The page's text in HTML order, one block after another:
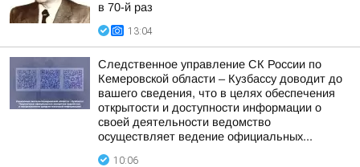
в 70-й раз
13:04
Следственное управление СК России по
Кемеровской области – Кузбассу доводит до
вашего сведения, что в целях обеспечения
открытости и доступности информации о
своей деятельности ведомство
осуществляет ведение официальных...
10:06